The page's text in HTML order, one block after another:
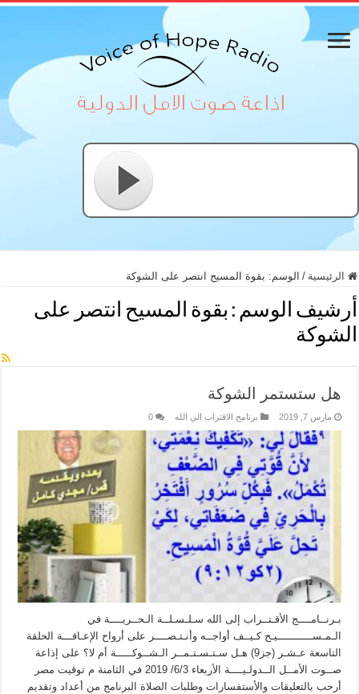
الرئيسية / الوسم: بقوة المسيح انتصر على الشوكة
أرشيف الوسم : بقوة المسيح انتصر على
الشوكة
هل ستستمر الشوكة
مارس 7, 2019 برنامج الاقتراب الي الله 0
بـرنــامــــج الأقـتــراب إلى الله سـلـسـلــة الـحــريــــة في
الـمـســـــــــــيـح كـيــف أواجــه وأنـتـصــــر على أرواح الإعـاقـــة الحلقة
التاسعة عـشـر (جز9) هـل سـتـسـتـمــر الـشــوكـــــة أم لا؟ على إذاعة
صــوت الأمــل الــدولـيــــة الأربعاء 6/3/ 2019 في الثامنة م توقيت مصر
أرحب بالتعليقات والأستفسارات وطلبات الصلاة البرنامج من أعداد وتقديم